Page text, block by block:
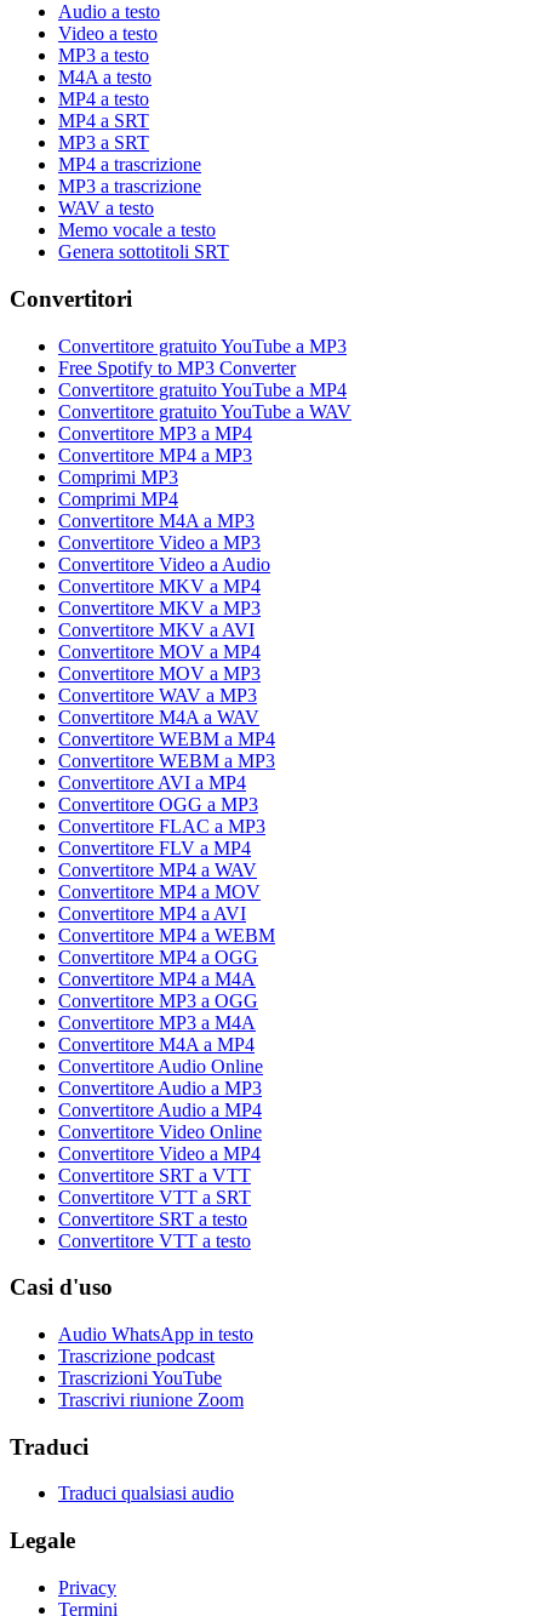
Audio a testo
Video a testo
MP3 a testo
M4A a testo
MP4 a testo
MP4 a SRT
MP3 a SRT
MP4 a trascrizione
MP3 a trascrizione
WAV a testo
Memo vocale a testo
Genera sottotitoli SRT
Convertitori
Convertitore gratuito YouTube a MP3
Free Spotify to MP3 Converter
Convertitore gratuito YouTube a MP4
Convertitore gratuito YouTube a WAV
Convertitore MP3 a MP4
Convertitore MP4 a MP3
Comprimi MP3
Comprimi MP4
Convertitore M4A a MP3
Convertitore Video a MP3
Convertitore Video a Audio
Convertitore MKV a MP4
Convertitore MKV a MP3
Convertitore MKV a AVI
Convertitore MOV a MP4
Convertitore MOV a MP3
Convertitore WAV a MP3
Convertitore M4A a WAV
Convertitore WEBM a MP4
Convertitore WEBM a MP3
Convertitore AVI a MP4
Convertitore OGG a MP3
Convertitore FLAC a MP3
Convertitore FLV a MP4
Convertitore MP4 a WAV
Convertitore MP4 a MOV
Convertitore MP4 a AVI
Convertitore MP4 a WEBM
Convertitore MP4 a OGG
Convertitore MP4 a M4A
Convertitore MP3 a OGG
Convertitore MP3 a M4A
Convertitore M4A a MP4
Convertitore Audio Online
Convertitore Audio a MP3
Convertitore Audio a MP4
Convertitore Video Online
Convertitore Video a MP4
Convertitore SRT a VTT
Convertitore VTT a SRT
Convertitore SRT a testo
Convertitore VTT a testo
Casi d'uso
Audio WhatsApp in testo
Trascrizione podcast
Trascrizioni YouTube
Trascrivi riunione Zoom
Traduci
Traduci qualsiasi audio
Legale
Privacy
Termini